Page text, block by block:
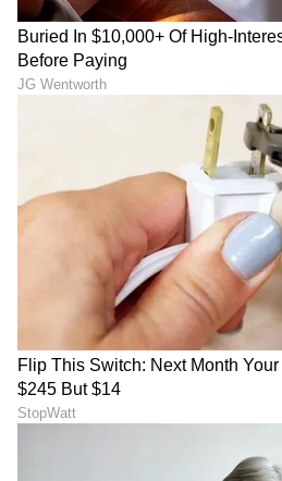
ಕೇತನ್ ಸಹೋದರಿ ಪೊಲೀಸರ
ವ್ಯಕ್ತಪಡಿಸಿದ್ದರು. ಆಕೆ ಪದೇ
ಒತ್ತಾಯಿಸಿದ್ದಳು. ಹಲವು ಬಾರಿ
ಅಲ್ಲಿಂದ ಪೊಲೀಸರ ತನಿಖೆ ತೀವ್ರ
ಇದಕ್ಕೂ ಮುನ್ನ ಬಾಲಿಯಲ್ಲಿ ಫ್ರೀ
ಮಾಡಲಾಗಿತ್ತು. ಆದರೆ
ಪಾಸ್‌ಪೋರ್ಟ್ ಮಿಸ್‌ ಆಗಿತ್ತು.
ಟ್ರಿಪ್ ಮೊಟಕುಗೊಳಿಸಲಾಗಿತ್ತು.
ಪಾಸ್‌ಪೋರ್ಟ್ ದಾಖಲೆಗಳನ್ನು
ನಾಶ ಮಾಡಿದ್ದಳು ಎಂಬುದು
ತಾಪಮಾನ 33 ಡಿಗ್ರಿ ಸೆಲ್ಸಿಯಸ್